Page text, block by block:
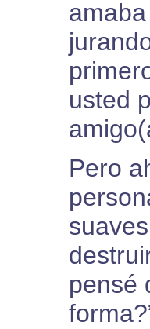
usted
Pero
pensé